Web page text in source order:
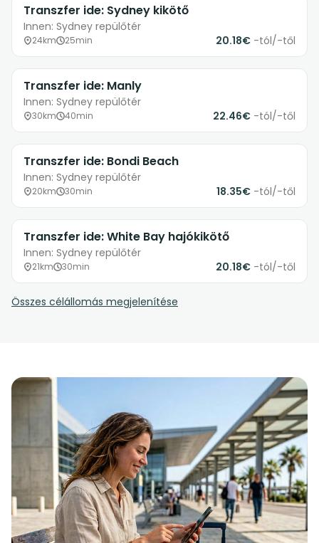
Transzfer ide: Sydney kikötő
Innen: Sydney repülőtér
24km 25min 20.18€ -tól/-től
Transzfer ide: Manly
Innen: Sydney repülőtér
30km 40min 22.46€ -tól/-től
Transzfer ide: Bondi Beach
Innen: Sydney repülőtér
20km 30min 18.35€ -tól/-től
Transzfer ide: White Bay hajókikötő
Innen: Sydney repülőtér
21km 30min 20.18€ -tól/-től
Összes célállomás megjelenítése